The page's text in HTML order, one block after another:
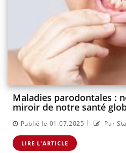
Maladies parodontales :
miroir de notre santé
Publié le 01.07.2025 | Par
LIRE L'ARTICLE